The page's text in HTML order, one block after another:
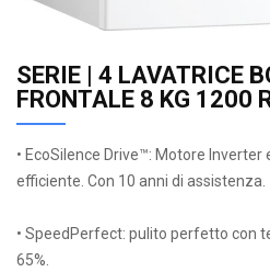
SERIE | 4 LAVATRICE
FRONTALE 8 KG 1200
• EcoSilence Drive™: Motore
efficiente. Con 10 anni di assistenza.
• SpeedPerfect: pulito perfetto con
65%.